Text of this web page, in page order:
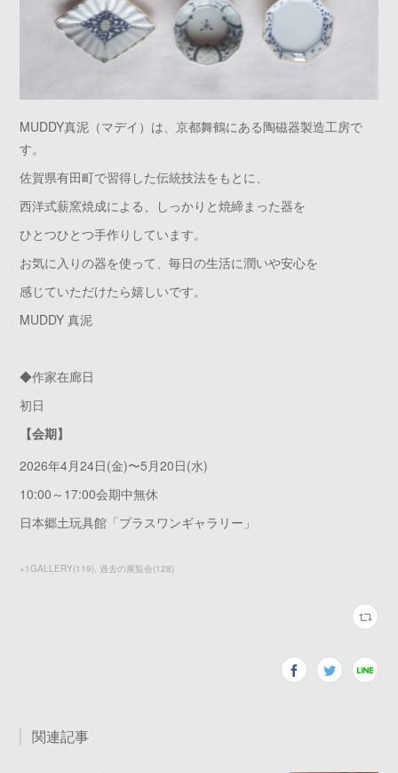
MUDDY真泥（マデイ）は、京都舞鶴にある陶磁器製造工房で
す。
佐賀県有田町で習得した伝統技法をもとに、
西洋式薪窯焼成による、しっかりと焼締まった器を
ひとつひとつ手作りしています。
お気に入りの器を使って、毎日の生活に潤いや安心を
感じていただけたら嬉しいです。
MUDDY 真泥
◆作家在廊日
初日
【会期】
2026年4月24日(金)〜5月20日(水)
10:00～17:00会期中無休
日本郷土玩具館「プラスワンギャラリー」
+1GALLERY(119) 過去の展覧会(128)
関連記事